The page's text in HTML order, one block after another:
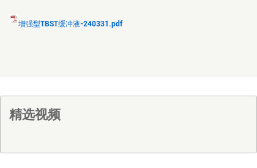
增强型TBST缓冲液-240331.pdf
精选视频